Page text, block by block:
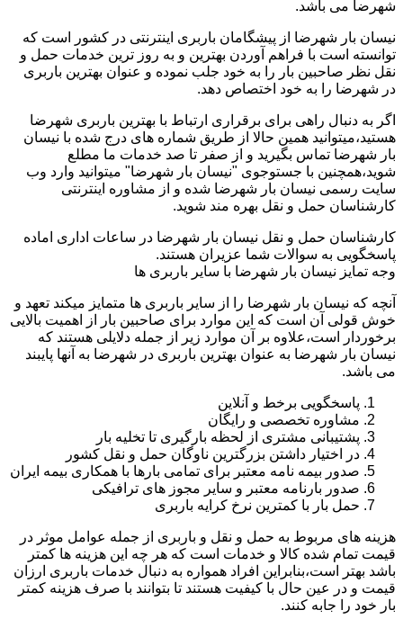
شهرضا می باشد.
نیسان بار شهرضا از پیشگامان باربری اینترنتی در کشور است که
توانسته است با فراهم آوردن بهترین و به روز ترین خدمات حمل و
نقل نظر صاحبین بار را به خود جلب نموده و عنوان بهترین باربری
در شهرضا را به خود اختصاص دهد.
اگر به دنبال راهی برای برقراری ارتباط با بهترین باربری شهرضا
هستید،میتوانید همین حالا از طریق شماره های درج شده با نیسان
بار شهرضا تماس بگیرید و از صفر تا صد خدمات ما مطلع
شوید،همچنین با جستوجوی "نیسان بار شهرضا" میتوانید وارد وب
سایت رسمی نیسان بار شهرضا شده و از مشاوره اینترنتی
کارشناسان حمل و نقل بهره مند شوید.
کارشناسان حمل و نقل نیسان بار شهرضا در ساعات اداری اماده
پاسخگویی به سوالات شما عزیران هستند.
وجه تمایز نیسان بار شهرضا با سایر باربری ها
آنچه که نیسان بار شهرضا را از سایر باربری ها متمایز میکند تعهد و
خوش قولی آن است که این موارد برای صاحبین بار از اهمیت بالایی
برخوردار است،علاوه بر آن موارد زیر از جمله دلایلی هستند که
نیسان بار شهرضا به عنوان بهترین باربری در شهرضا به آنها پایبند
می باشد.
پاسخگویی برخط و آنلاین
مشاوره تخصصی و رایگان
پشتیبانی مشتری از لحظه بارگیری تا تخلیه بار
در اختیار داشتن بزرگترین ناوگان حمل و نقل کشور
صدور بیمه نامه معتبر برای تمامی بارها با همکاری بیمه ایران
صدور بارنامه معتبر و سایر مجوز های ترافیکی
حمل بار با کمترین نرخ کرایه باربری
هزینه های مربوط به حمل و نقل و باربری از جمله عوامل موثر در
قیمت تمام شده کالا و خدمات است که هر چه این هزینه ها کمتر
باشد بهتر است،بنابراین افراد همواره به دنبال خدمات باربری ارزان
قیمت و در عین حال با کیفیت هستند تا بتوانند با صرف هزینه کمتر
بار خود را جابه کنند.